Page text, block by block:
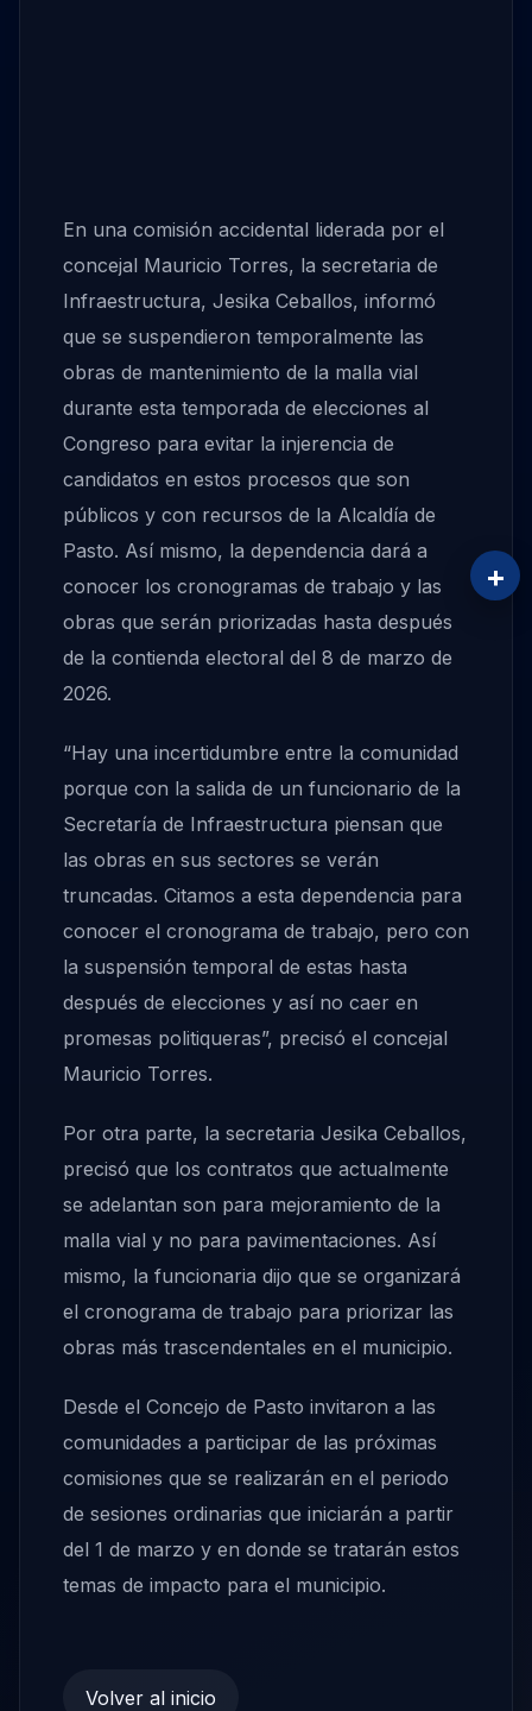
En una comisión accidental liderada por el
concejal Mauricio Torres, la secretaria de
Infraestructura, Jesika Ceballos, informó
que se suspendieron temporalmente las
obras de mantenimiento de la malla vial
durante esta temporada de elecciones al
Congreso para evitar la injerencia de
candidatos en estos procesos que son
públicos y con recursos de la Alcaldía de
Pasto. Así mismo, la dependencia dará a
conocer los cronogramas de trabajo y las
obras que serán priorizadas hasta después
de la contienda electoral del 8 de marzo de
2026.
“Hay una incertidumbre entre la comunidad
porque con la salida de un funcionario de la
Secretaría de Infraestructura piensan que
las obras en sus sectores se verán
truncadas. Citamos a esta dependencia para
conocer el cronograma de trabajo, pero con
la suspensión temporal de estas hasta
después de elecciones y así no caer en
promesas politiqueras”, precisó el concejal
Mauricio Torres.
Por otra parte, la secretaria Jesika Ceballos,
precisó que los contratos que actualmente
se adelantan son para mejoramiento de la
malla vial y no para pavimentaciones. Así
mismo, la funcionaria dijo que se organizará
el cronograma de trabajo para priorizar las
obras más trascendentales en el municipio.
Desde el Concejo de Pasto invitaron a las
comunidades a participar de las próximas
comisiones que se realizarán en el periodo
de sesiones ordinarias que iniciarán a partir
del 1 de marzo y en donde se tratarán estos
temas de impacto para el municipio.
Volver al inicio
+